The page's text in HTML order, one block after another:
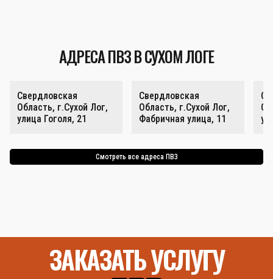
АДРЕСА ПВЗ В СУХОМ ЛОГЕ
Свердловская
Область, г.Сухой Лог,
улица Гоголя, 21
Свердловская
Область, г.Сухой Лог,
Фабричная улица, 11
Смотреть все адреса ПВЗ
ЗАКАЗАТЬ УСЛУГУ